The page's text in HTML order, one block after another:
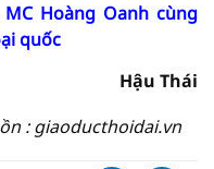
Hoàng Oanh cùng
quốc
Hậu Thái
: giaoducthoidai.vn